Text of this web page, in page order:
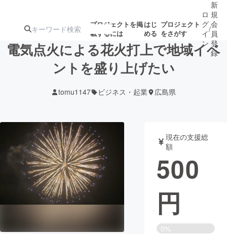
プロジェクトを掲
載するには
はじ
める
プロジェクト
をさがす
ターン
ジェクト
募集終了が近いプ
ロジェクト
アート・写真 音楽
テクノロジー・ガジェット ゲーム・サ
映像・映画
ビジネス・起業
ロ
グ
イ
ン
/
新
規
会
員
登
録
電気点火による花火打上で地域イベ
ントを盛り上げたい
tomu1147 ビジネス・起業 広島県
現在の支援総
額
500
円
0%